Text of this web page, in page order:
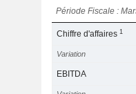
Période Fiscale :
Chiffre d'affaires1
Variation
EBITDA